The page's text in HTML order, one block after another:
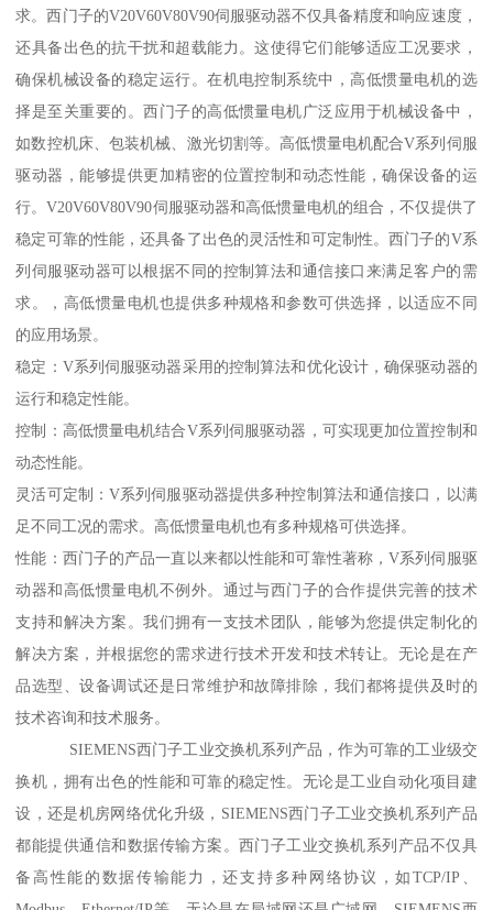
求。西门子的V20V60V80V90伺服驱动器不仅具备精度和响应速度，
还具备出色的抗干扰和超载能力。这使得它们能够适应工况要求，
确保机械设备的稳定运行。在机电控制系统中，高低惯量电机的选
择是至关重要的。西门子的高低惯量电机广泛应用于机械设备中，
如数控机床、包装机械、激光切割等。高低惯量电机配合V系列伺服
驱动器，能够提供更加精密的位置控制和动态性能，确保设备的运
行。V20V60V80V90伺服驱动器和高低惯量电机的组合，不仅提供了
稳定可靠的性能，还具备了出色的灵活性和可定制性。西门子的V系
列伺服驱动器可以根据不同的控制算法和通信接口来满足客户的需
求。，高低惯量电机也提供多种规格和参数可供选择，以适应不同
的应用场景。
稳定：V系列伺服驱动器采用的控制算法和优化设计，确保驱动器的
运行和稳定性能。
控制：高低惯量电机结合V系列伺服驱动器，可实现更加位置控制和
动态性能。
灵活可定制：V系列伺服驱动器提供多种控制算法和通信接口，以满
足不同工况的需求。高低惯量电机也有多种规格可供选择。
性能：西门子的产品一直以来都以性能和可靠性著称，V系列伺服驱
动器和高低惯量电机不例外。通过与西门子的合作提供完善的技术
支持和解决方案。我们拥有一支技术团队，能够为您提供定制化的
解决方案，并根据您的需求进行技术开发和技术转让。无论是在产
品选型、设备调试还是日常维护和故障排除，我们都将提供及时的
技术咨询和技术服务。
SIEMENS西门子工业交换机系列产品，作为可靠的工业级交
换机，拥有出色的性能和可靠的稳定性。无论是工业自动化项目建
设，还是机房网络优化升级，SIEMENS西门子工业交换机系列产品
都能提供通信和数据传输方案。西门子工业交换机系列产品不仅具
备高性能的数据传输能力，还支持多种网络协议，如TCP/IP、